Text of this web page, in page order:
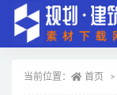
当前位置： 首页
全部